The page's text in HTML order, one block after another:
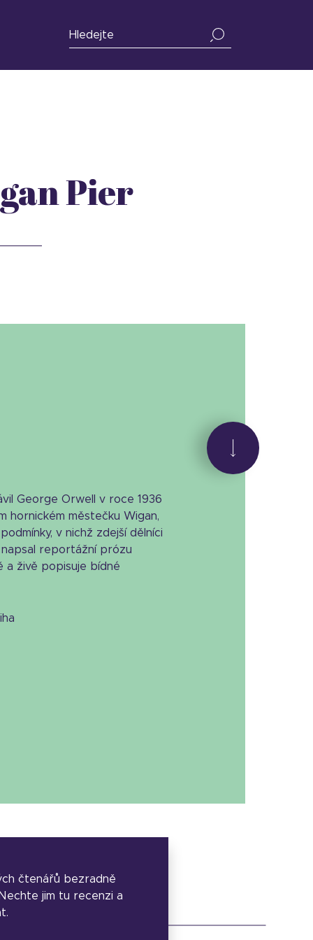
Pier
George Orwell v roce 1936
hornickém městečku Wigan,
v nichž zdejší dělníci
reportážní prózu
a živě popisuje bídné
čtenářů bezradně
jim tu recenzi a